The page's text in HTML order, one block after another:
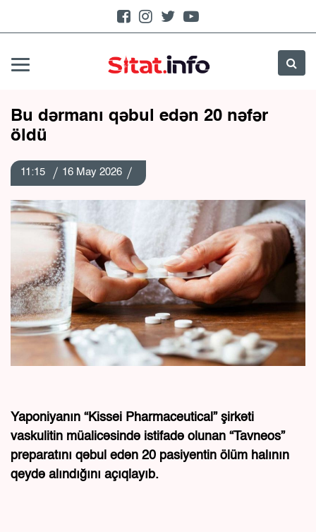
Bu dərmanı qəbul edən 20 nəfər
öldü
11:15 16 May 2026
Yaponiyanın “Kissei Pharmaceutical” şirkəti
vaskulitin müalicəsində istifadə olunan “Tavneos”
preparatını qəbul edən 20 pasiyentin ölüm halının
qeydə alındığını açıqlayıb.